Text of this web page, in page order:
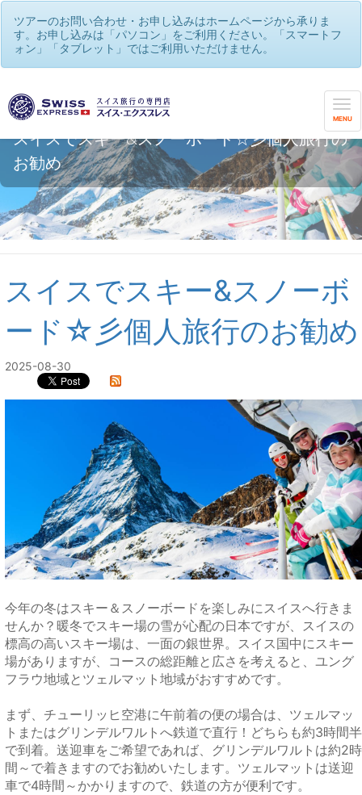
ツアーのお問い合わせ・お申し込みはホームページから承りま
す。お申し込みは「パソコン」をご利用ください。「スマートフ
ォン」「タブレット」ではご利用いただけません。
MENU
スイスでスキー&スノーボード☆彡個人旅行の
お勧め
スイスでスキー&スノーボ
ード☆彡個人旅行のお勧め
2025-08-30
今年の冬はスキー＆スノーボードを楽しみにスイスへ行きま
せんか？暖冬でスキー場の雪が心配の日本ですが、スイスの
標高の高いスキー場は、一面の銀世界。スイス国中にスキー
場がありますが、コースの総距離と広さを考えると、ユング
フラウ地域とツェルマット地域がおすすめです。
まず、チューリッヒ空港に午前着の便の場合は、ツェルマッ
トまたはグリンデルワルトへ鉄道で直行！どちらも約3時間半
で到着。送迎車をご希望であれば、グリンデルワルトは約2時
間～で着きますのでお勧めいたします。ツェルマットは送迎
車で4時間～かかりますので、鉄道の方が便利です。